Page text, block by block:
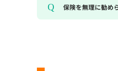
保険を無理に勧め